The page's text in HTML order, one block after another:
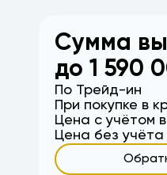
Сумма
до 1 590
По Трейд-ин
При покупке в
Цена с учётом
Цена без учёта